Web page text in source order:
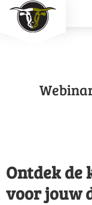
Ontdek
voor jouw